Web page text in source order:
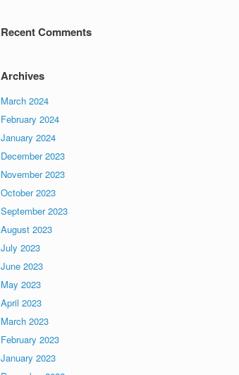
Recent Comments
Archives
March 2024
February 2024
January 2024
December 2023
November 2023
October 2023
September 2023
August 2023
July 2023
June 2023
May 2023
April 2023
March 2023
February 2023
January 2023